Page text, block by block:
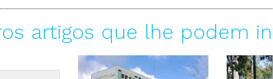
artigos que lhe podem